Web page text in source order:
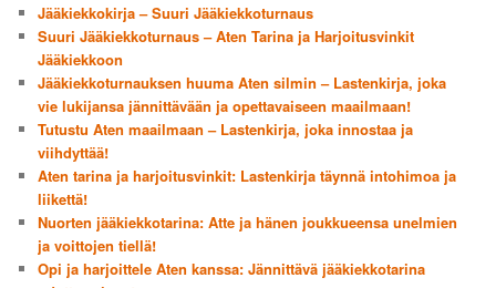
Jääkiekkokirja – Suuri Jääkiekkoturnaus
Suuri Jääkiekkoturnaus – Aten Tarina ja Harjoitusvinkit
Jääkiekkoon
Jääkiekkoturnauksen huuma Aten silmin – Lastenkirja, joka
vie lukijansa jännittävään ja opettavaiseen maailmaan!
Tutustu Aten maailmaan – Lastenkirja, joka innostaa ja
viihdyttää!
Aten tarina ja harjoitusvinkit: Lastenkirja täynnä intohimoa ja
liikettä!
Nuorten jääkiekkotarina: Atte ja hänen joukkueensa unelmien
ja voittojen tiellä!
Opi ja harjoittele Aten kanssa: Jännittävä jääkiekkotarina